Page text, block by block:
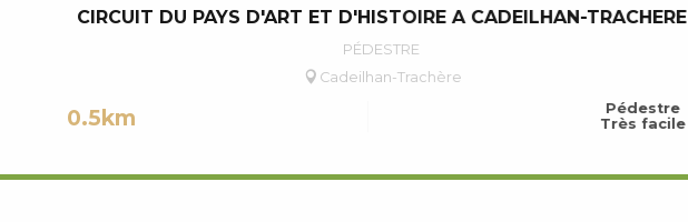
CIRCUIT DU PAYS D'ART ET D'HISTOIRE A CADEILHAN-TRACHERE
PÉDESTRE
Cadeilhan-Trachère
0.5km
Pédestre
Très facile